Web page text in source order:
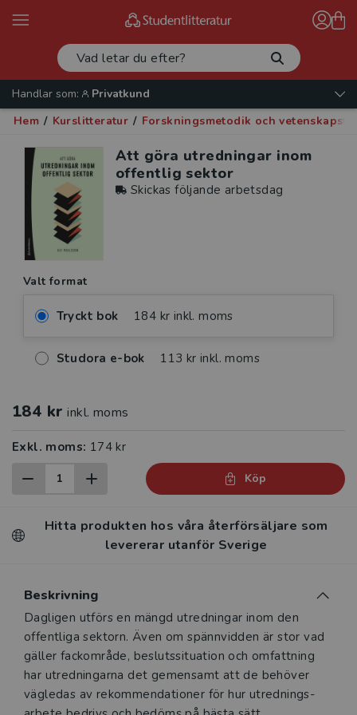
Handlar som:
Privatkund
Hem / Kurslitteratur / Forskningsmetodik och
Att göra utredningar inom
offentlig sektor
Skickas följande arbetsdag
Valt format
Tryckt bok 184 kr inkl. moms
Studora e-bok 113 kr inkl. moms
184 kr inkl. moms
Exkl. moms: 174 kr
Köp
Hitta produkten hos våra återförsäljare som
levererar utanför Sverige
Beskrivning
Beskrivning
Dagligen utförs en mängd utredningar inom den
offentliga sektorn. Även om spännvidden är stor vad
gäller fackområde, besluts­situation och omfattning
har utredningarna det gemensamt att de behöver
vägledas av rekommendationer för hur utrednings­